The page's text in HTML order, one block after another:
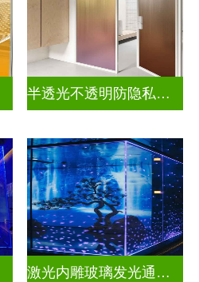
半透光不透明防隐私彩色渐变玻璃
激光内雕玻璃发光通电玻璃